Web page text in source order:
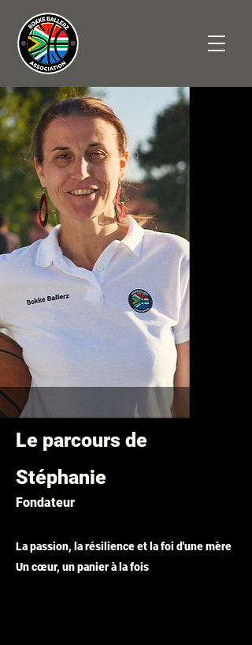
Le parcours de
Stéphanie
Fondateur
La passion, la résilience et la foi d'une mère
Un cœur, un panier à la fois